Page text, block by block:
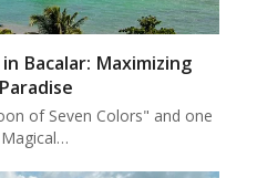
Bacalar: Maximizing
of Seven Colors" and one